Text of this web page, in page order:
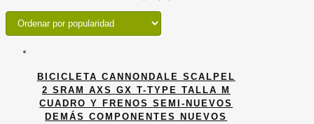
BICICLETA CANNONDALE SCALPEL
2 SRAM AXS GX T-TYPE TALLA M
CUADRO Y FRENOS SEMI-NUEVOS
DEMÁS COMPONENTES NUEVOS